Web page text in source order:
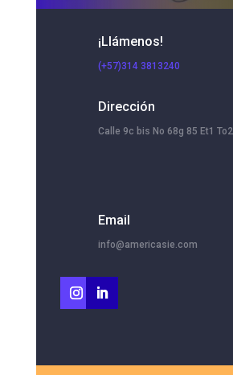
¡Llámenos!
(+57)314 3813240
Dirección
Calle 9c bis No 68g 85 Et1
Email
info@americasie.com